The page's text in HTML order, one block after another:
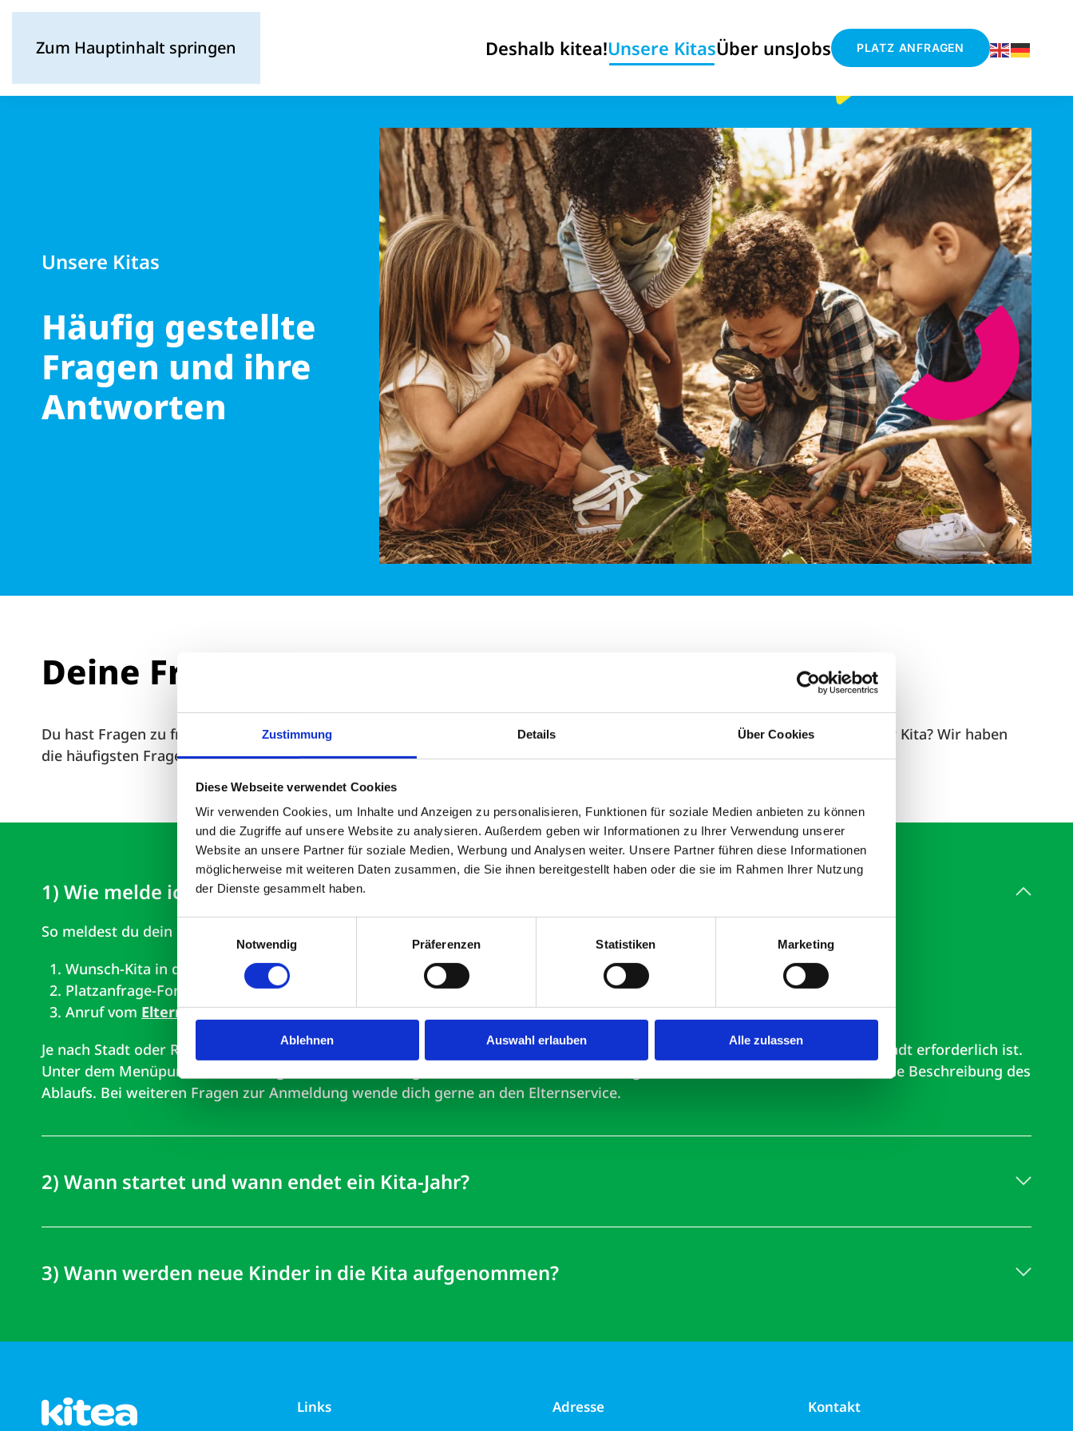
Zustimmung Details Über Cookies
Diese Webseite verwendet Cookies
Wir verwenden Cookies, um Inhalte und Anzeigen zu personalisieren, Funktionen für soziale Medien anbieten zu können
und die Zugriffe auf unsere Website zu analysieren. Außerdem geben wir Informationen zu Ihrer Verwendung unserer
Website an unsere Partner für soziale Medien, Werbung und Analysen weiter. Unsere Partner führen diese Informationen
möglicherweise mit weiteren Daten zusammen, die Sie ihnen bereitgestellt haben oder die sie im Rahmen Ihrer Nutzung
der Dienste gesammelt haben.
Notwendig
Präferenzen Statistiken Marketing
Ablehnen Auswahl erlauben Alle zulassen
Zum Hauptinhalt springen Deshalb kitea!Unsere KitasÜber unsJobs PLATZ ANFRAGEN
Unsere Kitas
Häufig gestellte
Fragen und ihre
Antworten
Deine Fragen
Du hast Fragen zu freien Krippen- oder Kindergartenplätzen bzw. Betreuungs- und Fördermöglichkeiten deines Kindes in der Kita? Wir haben
die häufigsten Fragen für dich zusammengestellt. Für individuelle Beratung wende dich gerne an unserenElternservice.
1) Wie melde ich mein Kind für einen Kita-Platz an?
So meldest du dein Kind für einen Kita-Platz bei kitea an:
Wunsch-Kita in deiner Nähe über den
Standort-Finder auswählen
Platzanfrage-Formular ausfüllen und online absenden.
Anruf vom Elternservice erhalten und persönlich über alle noch offenen Fragen sprechen.
Je nach Stadt oder Region kann es sein, dass die Anmeldung deines Kindes über das offizielle Online-Portal der jeweiligen Stadt erforderlich ist.
Unter dem Menüpunkt
findest du wichtige Informationen zur Anmeldung bei kitea, hilfreiche Hinweise und eine Beschreibung des
Ablaufs. Bei weiteren Fragen zur Anmeldung wende dich gerne an den Elternservice.
2) Wann startet und wann endet ein Kita-Jahr?
3) Wann werden neue Kinder in die Kita aufgenommen?
Links Adresse Kontakt